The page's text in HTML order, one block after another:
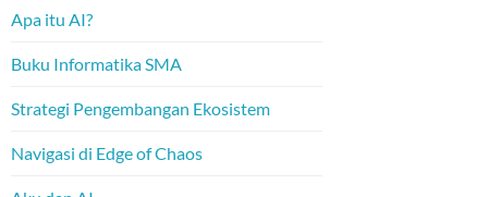
Apa itu AI?
Buku Informatika SMA
Strategi Pengembangan Ekosistem
Navigasi di Edge of Chaos